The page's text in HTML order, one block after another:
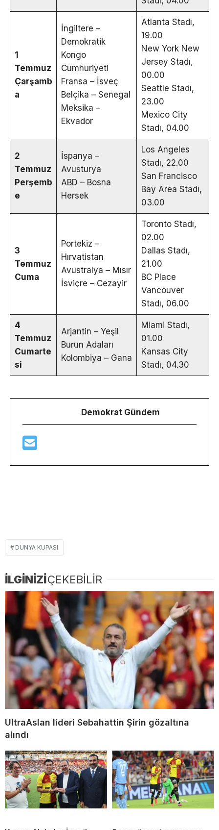
1
Temmuz
Çarşamb
a
İngiltere –
Demokratik
Kongo
Cumhuriyeti
Fransa – İsveç
Belçika – Senegal
Meksika –
Ekvador
Atlanta Stadı,
19.00
New York New
Jersey Stadı,
00.00
Seattle Stadı,
23.00
Mexico City
Stadı, 04.00
2
Temmuz
Perşemb
e
İspanya –
Avusturya
ABD – Bosna
Hersek
Los Angeles
Stadı, 22.00
San Francisco
Bay Area Stadı,
03.00
3
Temmuz
Cuma
Portekiz –
Hırvatistan
Avustralya – Mısır
İsviçre – Cezayir
Toronto Stadı,
02.00
Dallas Stadı,
21.00
BC Place
Vancouver
Stadı, 06.00
4
Temmuz
Cumarte
si
Arjantin – Yeşil
Burun Adaları
Kolombiya – Gana
Miami Stadı,
01.00
Kansas City
Stadı, 04.30
Demokrat Gündem
DÜNYA KUPASI
İLGİNİZİÇEKEBİLİR
UltraAslan lideri Sebahattin Şirin gözaltına
alındı